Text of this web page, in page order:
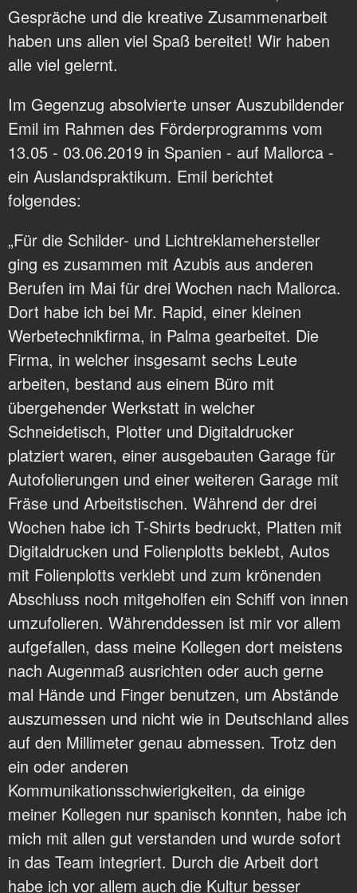
Gespräche und die kreative Zusammenarbeit
haben uns allen viel Spaß bereitet! Wir haben
alle viel gelernt.
Im Gegenzug absolvierte unser Auszubildender
Emil im Rahmen des Förderprogramms vom
13.05 - 03.06.2019 in Spanien - auf Mallorca -
ein Auslandspraktikum. Emil berichtet
folgendes:
„Für die Schilder- und Lichtreklamehersteller
ging es zusammen mit Azubis aus anderen
Berufen im Mai für drei Wochen nach Mallorca.
Dort habe ich bei Mr. Rapid, einer kleinen
Werbetechnikfirma, in Palma gearbeitet. Die
Firma, in welcher insgesamt sechs Leute
arbeiten, bestand aus einem Büro mit
übergehender Werkstatt in welcher
Schneidetisch, Plotter und Digitaldrucker
platziert waren, einer ausgebauten Garage für
Autofolierungen und einer weiteren Garage mit
Fräse und Arbeitstischen. Während der drei
Wochen habe ich T-Shirts bedruckt, Platten mit
Digitaldrucken und Folienplotts beklebt, Autos
mit Folienplotts verklebt und zum krönenden
Abschluss noch mitgeholfen ein Schiff von innen
umzufolieren. Währenddessen ist mir vor allem
aufgefallen, dass meine Kollegen dort meistens
nach Augenmaß ausrichten oder auch gerne
mal Hände und Finger benutzen, um Abstände
auszumessen und nicht wie in Deutschland alles
auf den Millimeter genau abmessen. Trotz den
ein oder anderen
Kommunikationsschwierigkeiten, da einige
meiner Kollegen nur spanisch konnten, habe ich
mich mit allen gut verstanden und wurde sofort
in das Team integriert. Durch die Arbeit dort
habe ich vor allem auch die Kultur besser